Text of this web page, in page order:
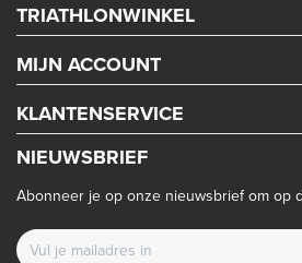
TRIATHLONWINKEL
MIJN ACCOUNT
KLANTENSERVICE
NIEUWSBRIEF
Abonneer je op onze nieuwsbrief om op